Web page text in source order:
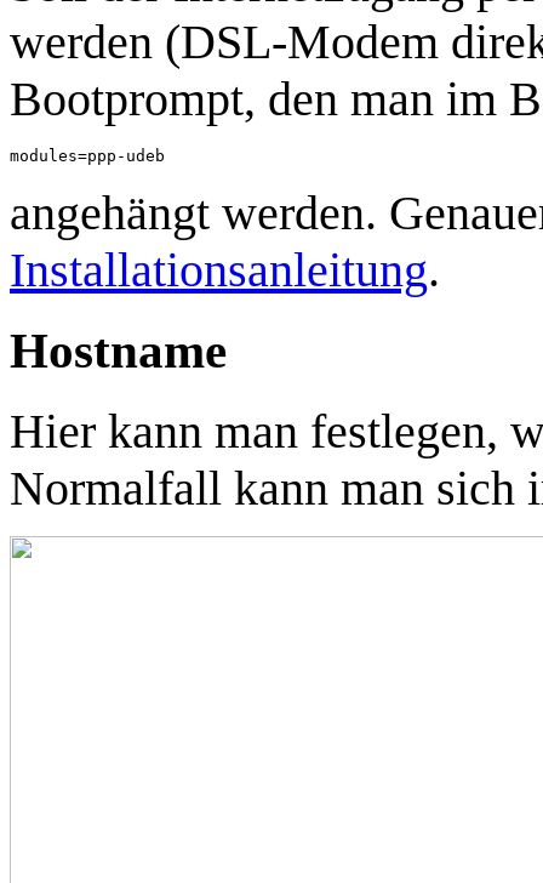
werden (DSL-Modem
Bootprompt, den man im
angehängt werden.
Installationsanleitung.
Hostname
Hier kann man festlegen,
Normalfall kann man sich